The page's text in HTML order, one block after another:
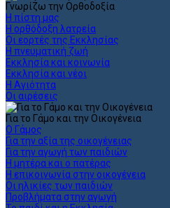
Γνωρίζω την Ορθοδοξία
Η πίστη μας
Η ορθόδοξη λατρεία
Οι εορτές της Εκκλησίας
Η πνευματική ζωή
Εκκλησία και κοινωνία
Εκκλησία και νέοι
Η Αγιότητα
Οι αιρέσεις
Για το Γάμο και την Οικογένεια
Ο Γάμος
Για την αξία της οικογένειας
Για την αγωγή των παιδιών
Η μητέρα και ο πατέρας
Η επικοινωνία στην οικογένεια
Οι ηλικίες των παιδιών
Προβλήματα στην αγωγή